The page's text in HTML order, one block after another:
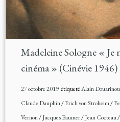
Madeleine Sologne « Je
cinéma » (Cinévie 1946)
27 octobre 2019étiquetéAlain Douarinou
Claude Dauphin/Erich von Stroheim/
Vernon/Jacques Baumer/Jean Cocteau/